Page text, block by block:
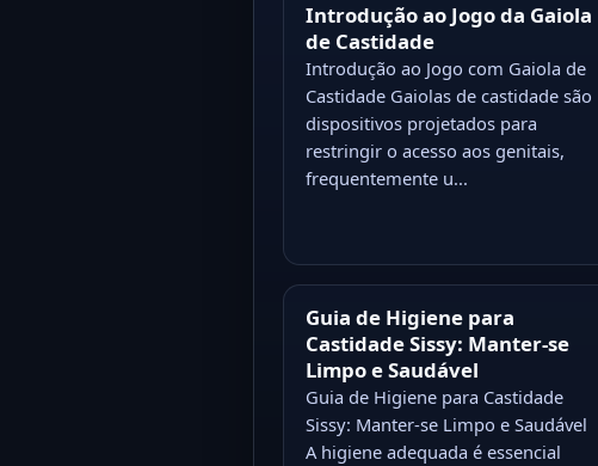
Introdução ao Jogo da Gaiola
de Castidade
Introdução ao Jogo com Gaiola de
Castidade Gaiolas de castidade são
dispositivos projetados para
restringir o acesso aos genitais,
frequentemente u...
Guia de Higiene para
Castidade Sissy: Manter-se
Limpo e Saudável
Guia de Higiene para Castidade
Sissy: Manter-se Limpo e Saudável
A higiene adequada é essencial